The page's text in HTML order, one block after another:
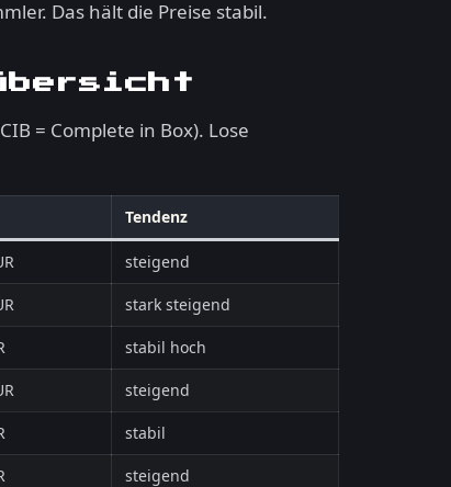
Das hält die Preise stabil.
= Complete in Box). Lose
Tendenz
steigend
stark steigend
stabil hoch
steigend
stabil
steigend